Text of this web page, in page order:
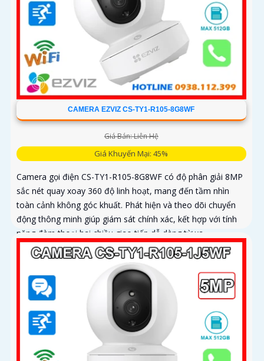
CAMERA EZVIZ CS-TY1-R105-8G8WF
Giá Bán: Liên Hệ
Giá Khuyến Mại: 45%
Camera gọi điện CS-TY1-R105-8G8WF có độ phân giải 8MP
sắc nét quay xoay 360 độ linh hoạt, mang đến tầm nhìn
toàn cảnh không góc khuất. Phát hiện và theo dõi chuyển
động thông minh giúp giám sát chính xác, kết hợp với tính
năng đàm thoại hai chiều giao tiếp dễ dàng từ xa